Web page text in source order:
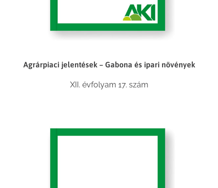
Agrárpiaci jelentések – Gabona és ipari növények
XII. évfolyam 17. szám